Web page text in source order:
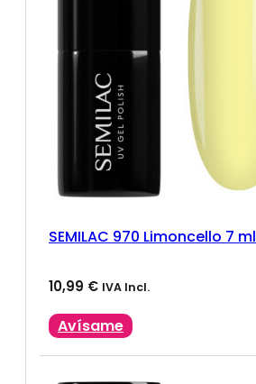
SEMILAC 970 Limoncello 7 ml
10,99 € IVA Incl.
Avísame